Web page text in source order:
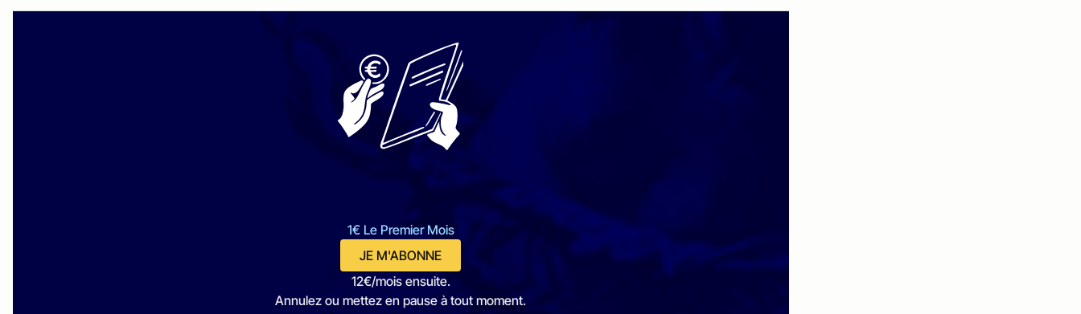
1€ Le Premier Mois
JE M'ABONNE
12€/mois ensuite.
Annulez ou mettez en pause à tout moment.